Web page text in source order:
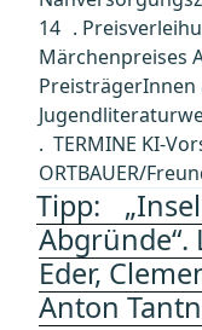
14 .
Märchenpreises
PreisträgerInnen
. TERMINE KI-
ORTBAUER/
Tipp:
Abgründe“.
Eder,
Anton